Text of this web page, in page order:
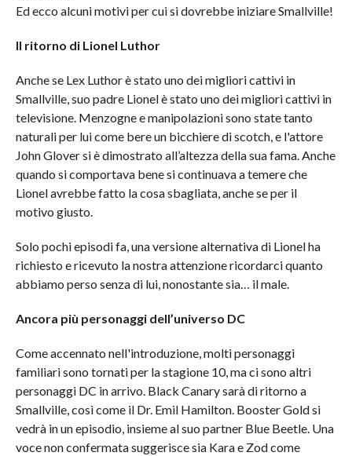
Ed ecco alcuni motivi per cui si dovrebbe iniziare Smallville!
Il ritorno di Lionel Luthor
Anche se Lex Luthor è stato uno dei migliori cattivi in
Smallville, suo padre Lionel è stato uno dei migliori cattivi in
televisione. Menzogne e manipolazioni sono state tanto
naturali per lui come bere un bicchiere di scotch, e l'attore
John Glover si è dimostrato all’altezza della sua fama. Anche
quando si comportava bene si continuava a temere che
Lionel avrebbe fatto la cosa sbagliata, anche se per il
motivo giusto.
Solo pochi episodi fa, una versione alternativa di Lionel ha
richiesto e ricevuto la nostra attenzione ricordarci quanto
abbiamo perso senza di lui, nonostante sia… il male.
Ancora più personaggi dell’universo DC
Come accennato nell'introduzione, molti personaggi
familiari sono tornati per la stagione 10, ma ci sono altri
personaggi DC in arrivo. Black Canary sarà di ritorno a
Smallville, così come il Dr. Emil Hamilton. Booster Gold si
vedrà in un episodio, insieme al suo partner Blue Beetle. Una
voce non confermata suggerisce sia Kara e Zod come